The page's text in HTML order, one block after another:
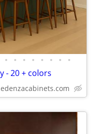
• • • • • • • •
- 20 + colors